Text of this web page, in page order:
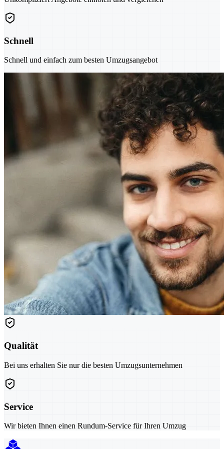
Schnell
Schnell und einfach zum besten Umzugsangebot
Qualität
Bei uns erhalten Sie nur die besten Umzugsunternehmen
Service
Wir bieten Ihnen einen Rundum-Service für Ihren Umzug